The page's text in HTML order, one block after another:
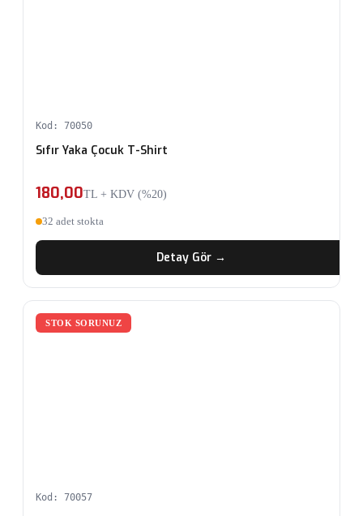
Kod: 70050
Sıfır Yaka Çocuk T-Shirt
180,00TL + KDV (%20)
32 adet stokta
Detay Gör →
STOK SORUNUZ
Kod: 70057